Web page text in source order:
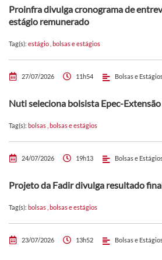
Proinfra divulga cronograma de
estágio remunerado
Tag(s): estágio bolsas e estágios
27/07/2026 11h54 Bolsas e
Nuti seleciona bolsista Epec-Extensão
Tag(s): bolsas bolsas e estágios
24/07/2026 19h13 Bolsas e
Projeto da Fadir divulga resultado
Tag(s): bolsas bolsas e estágios
23/07/2026 13h52 Bolsas e